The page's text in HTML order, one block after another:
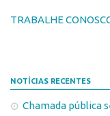
TRABALHE
NOTÍCIAS RECENTES
Chamada pública